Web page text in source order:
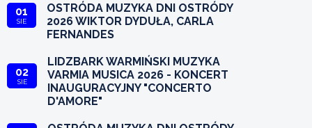
01
SIE
OSTRÓDA MUZYKA DNI OSTRÓDY
2026 WIKTOR DYDUŁA, CARLA
FERNANDES
02
SIE
LIDZBARK WARMIŃSKI MUZYKA
VARMIA MUSICA 2026 - KONCERT
INAUGURACYJNY "CONCERTO
D'AMORE"